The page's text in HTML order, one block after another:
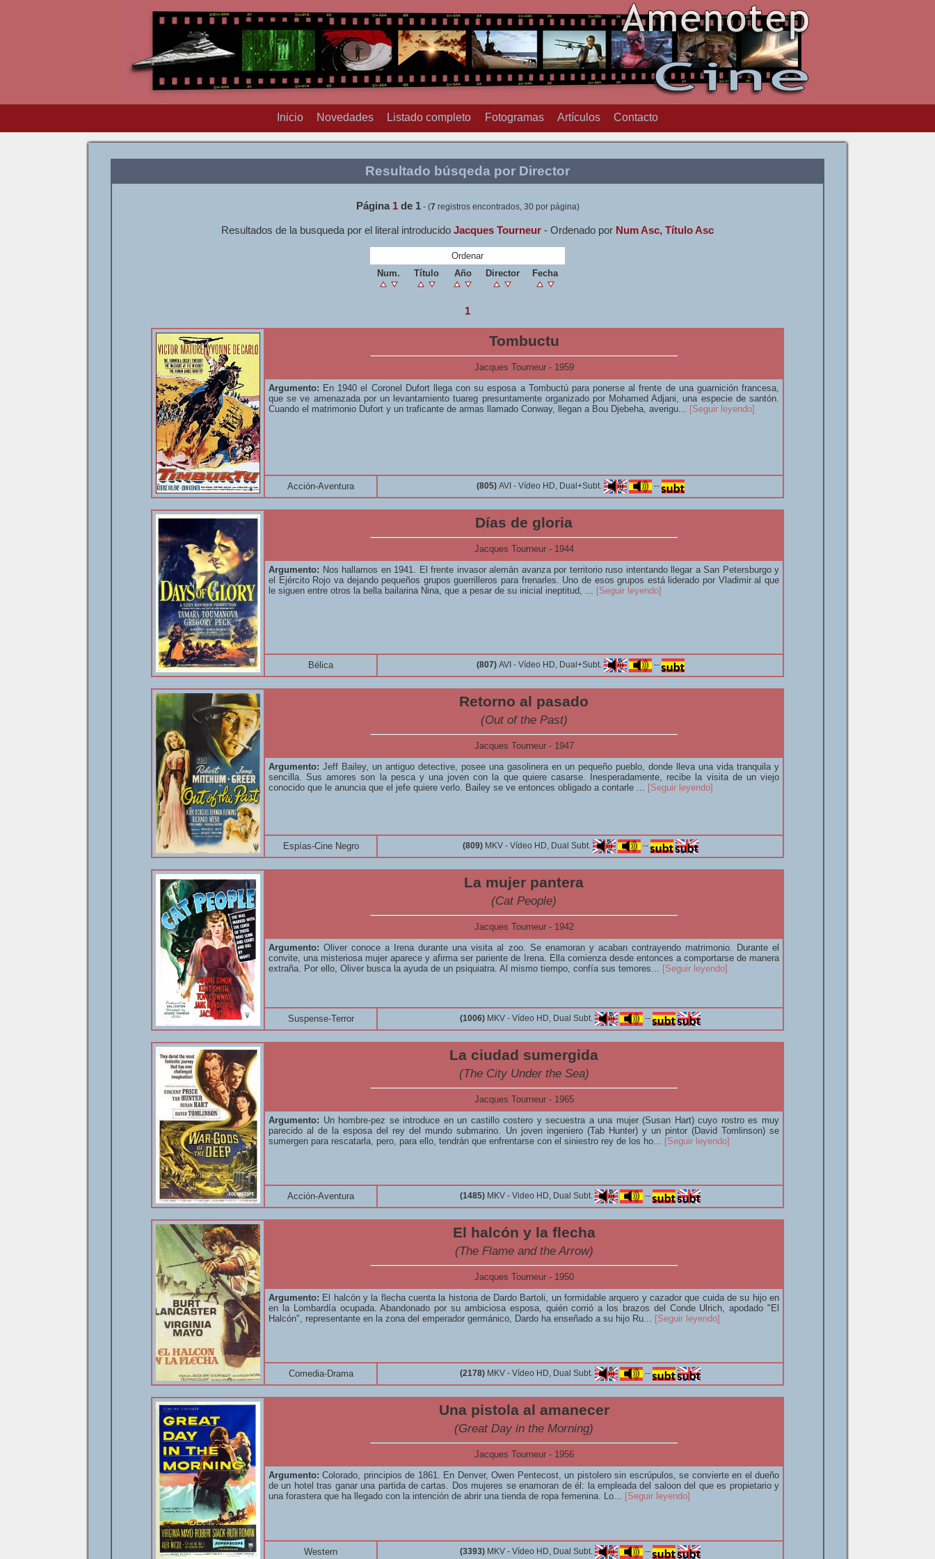
Inicio Novedades Listado completo Fotogramas Artículos Contacto
Resultado búsqeda por Director
Página 1 de 1- (7 registros encontrados, 30 por página)
Resultados de la busqueda por el literal introducido Jacques Tourneur - Ordenado por Num Asc, Título Asc
Ordenar
Num.
Título Año Director Fecha
1
Tombuctu
Jacques Tourneur - 1959
Argumento: En 1940 el Coronel Dufort llega con su esposa a Tombuctú para ponerse al frente de una guarnición francesa,
que se ve amenazada por un levantamiento tuareg presuntamente organizado por Mohamed Adjani, una especie de santón.
Cuando el matrimonio Dufort y un traficante de armas llamado Conway, llegan a Bou Djebeha, averigu... [Seguir leyendo]
Acción-Aventura (805) AVI - Vídeo HD, Dual+Subt. --
Días de gloria
Jacques Tourneur - 1944
Argumento: Nos hallamos en 1941. El frente invasor alemán avanza por territorio ruso intentando llegar a San Petersburgo y
el Ejército Rojo va dejando pequeños grupos guerrilleros para frenarles. Uno de esos grupos está liderado por Vladimir al que
le siguen entre otros la bella bailarina Nina, que a pesar de su inicial ineptitud, ... [Seguir leyendo]
Bélica (807) AVI - Vídeo HD, Dual+Subt. --
Retorno al pasado
(Out of the Past)
Jacques Tourneur - 1947
Argumento: Jeff Bailey, un antiguo detective, posee una gasolinera en un pequeño pueblo, donde lleva una vida tranquila y
sencilla. Sus amores son la pesca y una joven con la que quiere casarse. Inesperadamente, recibe la visita de un viejo
conocido que le anuncia que el jefe quiere verlo. Bailey se ve entonces obligado a contarle ... [Seguir leyendo]
Espías-Cine Negro (809) MKV - Vídeo HD, Dual Subt. --
La mujer pantera
(Cat People)
Jacques Tourneur - 1942
Argumento: Oliver conoce a Irena durante una visita al zoo. Se enamoran y acaban contrayendo matrimonio. Durante el
convite, una misteriosa mujer aparece y afirma ser pariente de Irena. Ella comienza desde entonces a comportarse de manera
extraña. Por ello, Oliver busca la ayuda de un psiquiatra. Al mismo tiempo, confía sus temores... [Seguir leyendo]
Suspense-Terror (1006) MKV - Vídeo HD, Dual Subt. --
La ciudad sumergida
(The City Under the Sea)
Jacques Tourneur - 1965
Argumento: Un hombre-pez se introduce en un castillo costero y secuestra a una mujer (Susan Hart) cuyo rostro es muy
parecido al de la esposa del rey del mundo submarino. Un joven ingeniero (Tab Hunter) y un pintor (David Tomlinson) se
sumergen para rescatarla, pero, para ello, tendrán que enfrentarse con el siniestro rey de los ho... [Seguir leyendo]
Acción-Aventura (1485) MKV - Video HD, Dual Subt. --
El halcón y la flecha
(The Flame and the Arrow)
Jacques Tourneur - 1950
Argumento: El halcón y la flecha cuenta la historia de Dardo Bartoli, un formidable arquero y cazador que cuida de su hijo en
en la Lombardía ocupada. Abandonado por su ambiciosa esposa, quién corrió a los brazos del Conde Ulrich, apodado "El
Halcón", representante en la zona del emperador germánico, Dardo ha enseñado a su hijo Ru... [Seguir leyendo]
Comedia-Drama (2178) MKV - Vídeo HD, Dual Subt. --
Una pistola al amanecer
(Great Day in the Morning)
Jacques Tourneur - 1956
Argumento: Colorado, principios de 1861. En Denver, Owen Pentecost, un pistolero sin escrúpulos, se convierte en el dueño
de un hotel tras ganar una partida de cartas. Dos mujeres se enamoran de él: la empleada del saloon del que es propietario y
una forastera que ha llegado con la intención de abrir una tienda de ropa femenina. Lo... [Seguir leyendo]
Western (3393) MKV - Vídeo HD, Dual Subt. --